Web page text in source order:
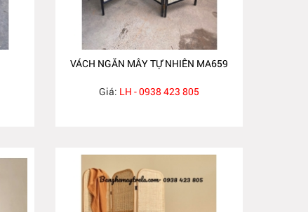
VÁCH NGĂN MÂY TỰ NHIÊN MA659
Giá: LH - 0938 423 805